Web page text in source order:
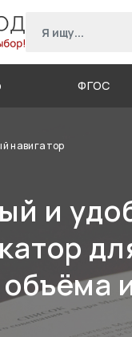
ФГОС
навигатор
и